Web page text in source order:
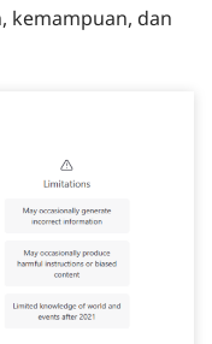
kemampuan, dan